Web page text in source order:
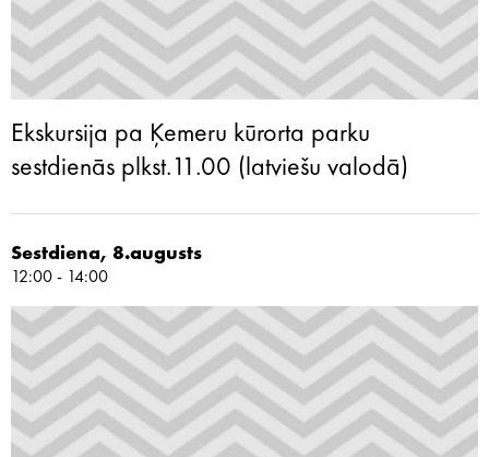
Ekskursija pa Ķemeru kūrorta parku
sestdienās plkst.11.00 (latviešu valodā)
Sestdiena, 8.augusts
12:00 - 14:00